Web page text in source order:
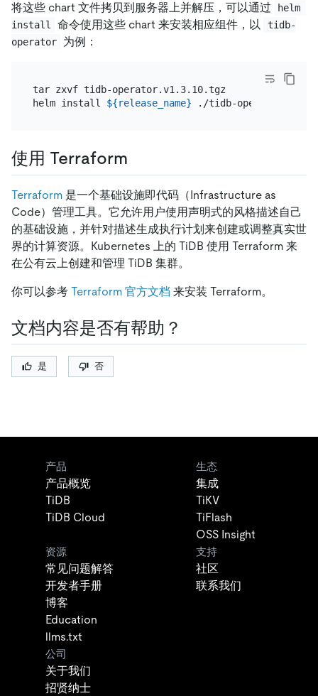
将这些 chart 文件拷贝到服务器上并解压，可以通过
helm
install
命令使用这些 chart 来安装相应组件，以
tidb-
operator
为例：
tar zxvf tidb-operator.v1.3.10.tgz
helm install ${release_name} ./tidb-operator --
使用 Terraform
Terraform 是一个基础设施即代码（Infrastructure as
Code）管理工具。它允许用户使用声明式的风格描述自己
的基础设施，并针对描述生成执行计划来创建或调整真实世
界的计算资源。Kubernetes 上的 TiDB 使用 Terraform 来
在公有云上创建和管理 TiDB 集群。
你可以参考 Terraform 官方文档 来安装 Terraform。
文档内容是否有帮助？
是 否
产品
产品概览
TiDB
TiDB Cloud
生态
集成
TiKV
TiFlash
OSS Insight
资源
常见问题解答
开发者手册
博客
Education
llms.txt
支持
社区
联系我们
公司
关于我们
招贤纳士